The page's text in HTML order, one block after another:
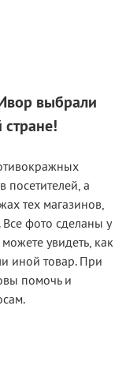
выбрали
стране!
посетителей, а
тех магазинов,
фото сделаны у
увидеть, как
иной товар. При
помочь и
.